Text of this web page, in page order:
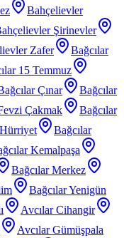
Bahçelievler
Şirinevler
Zafer
Bağcılar
15 Temmuz
Çınar
Bağcılar
Çakmak
Bağcılar
Bağcılar
Kemalpaşa
Bağcılar Merkez
Bağcılar Yenigün
Avcılar Cihangir
Avcılar Gümüşpala